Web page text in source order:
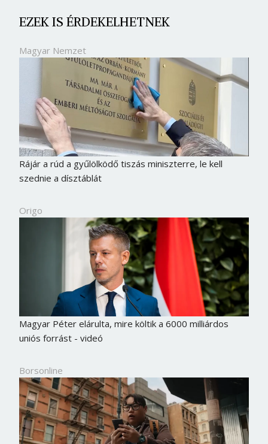
EZEK IS ÉRDEKELHETNEK
Magyar Nemzet
Rájár a rúd a gyűlölködő tiszás miniszterre, le kell
szednie a dísztáblát
Origo
Magyar Péter elárulta, mire költik a 6000 milliárdos
uniós forrást - videó
Borsonline